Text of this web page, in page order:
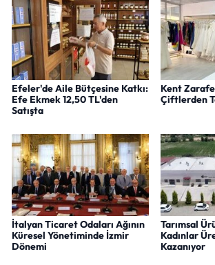
Efeler'de Aile Bütçesine Katkı:
Efe Ekmek 12,50 TL'den
Satışta
Kent
Çiftlerden
İtalyan Ticaret Odaları Ağının
Küresel Yönetiminde İzmir
Dönemi
Tarımsal
Kadınlar
Kazanıyor